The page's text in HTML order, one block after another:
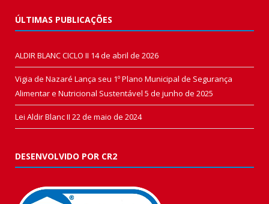
ÚLTIMAS PUBLICAÇÕES
ALDIR BLANC CICLO II 14 de abril de 2026
Vigia de Nazaré Lança seu 1º Plano Municipal de Segurança
Alimentar e Nutricional Sustentável 5 de junho de 2025
Lei Aldir Blanc II 22 de maio de 2024
DESENVOLVIDO POR CR2